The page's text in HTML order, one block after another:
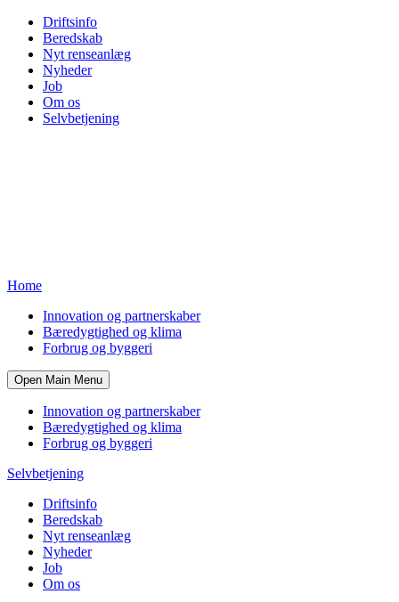
Driftsinfo
Beredskab
Nyt renseanlæg
Nyheder
Job
Om os
Selvbetjening
Home
Innovation og partnerskaber
Bæredygtighed og klima
Forbrug og byggeri
Open Main Menu
Innovation og partnerskaber
Bæredygtighed og klima
Forbrug og byggeri
Selvbetjening
Driftsinfo
Beredskab
Nyt renseanlæg
Nyheder
Job
Om os